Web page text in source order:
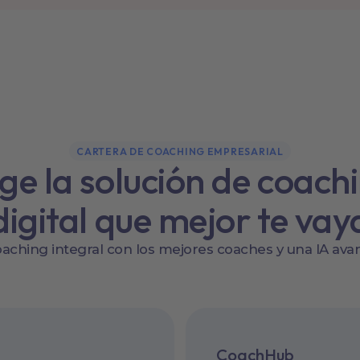
CARTERA DE COACHING EMPRESARIAL
la solución de
que mejor te
integral con los mejores coaches y una IA
CoachHub